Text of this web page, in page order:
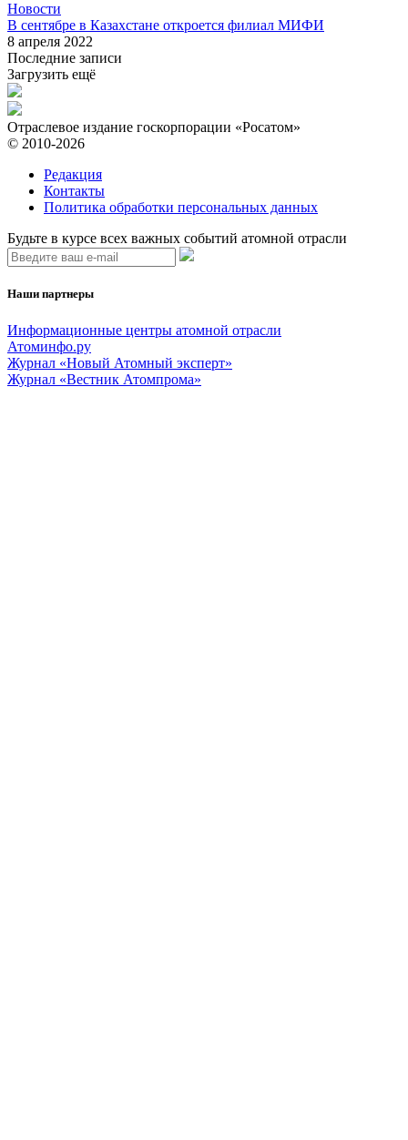
Новости
В сентябре в Казахстане откроется филиал МИФИ
8 апреля 2022
Последние записи
Загрузить ещё
Отраслевое издание госкорпорации «Росатом»
© 2010-2026
Редакция
Контакты
Политика обработки персональных данных
Будьте в курсе всех важных событий атомной отрасли
Наши партнеры
Информационные центры атомной отрасли
Атоминфо.ру
Журнал «Новый Атомный эксперт»
Журнал «Вестник Атомпрома»